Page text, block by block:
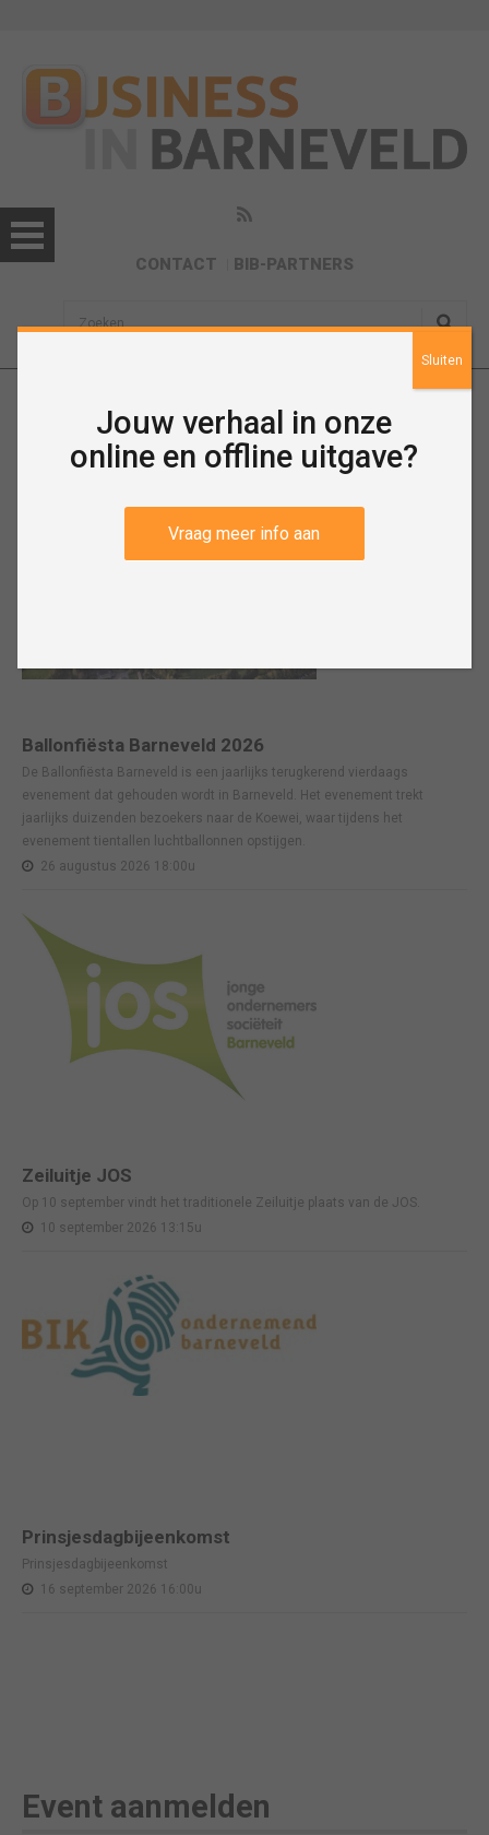
CONTACT BIB-PARTNERS
sisea.search
Agenda
Ballonfiësta Barneveld 2026
De Ballonfiësta Barneveld is een jaarlijks terugkerend vierdaags
evenement dat gehouden wordt in Barneveld. Het evenement trekt
jaarlijks duizenden bezoekers naar de Koewei, waar tijdens het
evenement tientallen luchtballonnen opstijgen.
26 augustus 2026 18:00u
Zeiluitje JOS
Op 10 september vindt het traditionele Zeiluitje plaats van de JOS.
10 september 2026 13:15u
Prinsjesdagbijeenkomst
Prinsjesdagbijeenkomst
16 september 2026 16:00u
Event aanmelden
Jouw verhaal in onze
online en offline uitgave?
Vraag meer info aan
Sluiten